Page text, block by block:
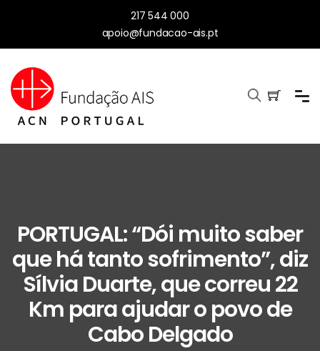
217 544 000
apoio@fundacao-ais.pt
PORTUGAL: “Dói muito saber
que há tanto sofrimento”, diz
Sílvia Duarte, que correu 22
Km para ajudar o povo de
Cabo Delgado